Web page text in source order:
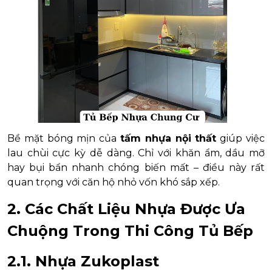
Bề mặt bóng mịn của tấm nhựa nội thất giúp việc
lau chùi cực kỳ dễ dàng. Chỉ với khăn ẩm, dầu mỡ
hay bụi bẩn nhanh chóng biến mất – điều này rất
quan trọng với căn hộ nhỏ vốn khó sắp xếp.
2. Các Chất Liệu Nhựa Được Ưa
Chuộng Trong Thi Công Tủ Bếp
2.1. Nhựa Zukoplast